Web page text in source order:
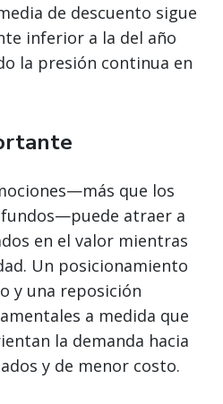
de descuento sigue
inferior a la del año
la presión continua en
que los
atraer a
en el valor mientras
Un posicionamiento
y una reposición
a medida que
la demanda hacia
y de menor costo.